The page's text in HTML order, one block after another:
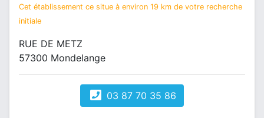
Cet établissement ce situe à environ 19 km de votre recherche
initiale
RUE DE METZ
57300 Mondelange
03 87 70 35 86